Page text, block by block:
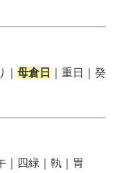
母倉日
｜重日｜癸
｜四緑｜執｜胃